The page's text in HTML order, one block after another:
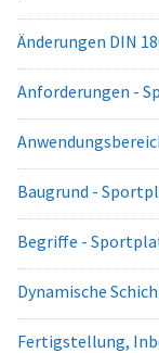
Änderungen DIN
Anforderungen -
Baugrund -
Begriffe -
Dynamische
Fertigstellung,